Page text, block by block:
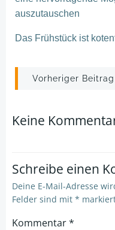
auszutauschen
Das Frühstück ist
Post
Vorheriger Beitrag
Keine
Schreibe einen
Deine E-Mail-Adresse
Felder sind mit *
Kommentar*